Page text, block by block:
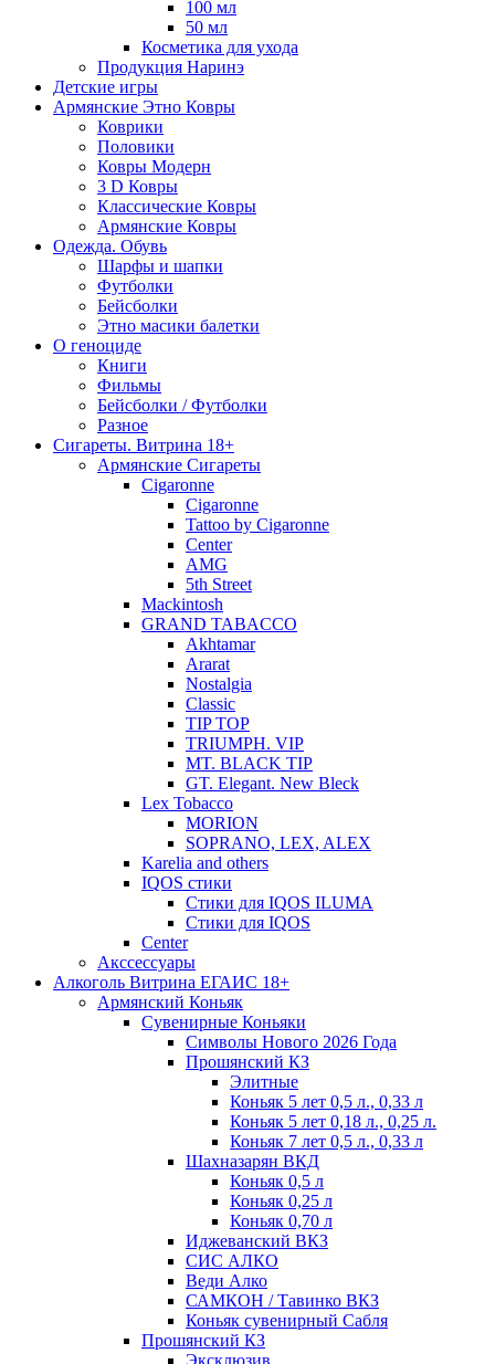
100 мл
50 мл
Косметика для ухода
Продукция Наринэ
Детские игры
Армянские Этно Ковры
Коврики
Половики
Ковры Модерн
3 D Ковры
Классические Ковры
Армянские Ковры
Одежда. Обувь
Шарфы и шапки
Футболки
Бейсболки
Этно масики балетки
О геноциде
Книги
Фильмы
Бейсболки / Футболки
Разное
Сигареты. Витрина 18+
Армянские Сигареты
Cigaronne
Cigaronne
Tattoo by Cigaronne
Center
AMG
5th Street
Mackintosh
GRAND TABACCO
Akhtamar
Ararat
Nostalgia
Classic
TIP TOP
TRIUMPH. VIP
MT. BLACK TIP
GT. Elegant. New Bleck
Lex Tobacco
MORION
SOPRANO, LEX, ALEX
Karelia and others
IQOS стики
Стики для IQOS ILUMA
Стики для IQOS
Сenter
Акссессуары
Алкоголь Витрина ЕГАИС 18+
Армянский Коньяк
Сувенирные Коньяки
Символы Нового 2026 Года
Прошянский КЗ
Элитные
Коньяк 5 лет 0,5 л., 0,33 л
Коньяк 5 лет 0,18 л., 0,25 л.
Коньяк 7 лет 0,5 л., 0,33 л
Шахназарян ВКД
Коньяк 0,5 л
Коньяк 0,25 л
Коньяк 0,70 л
Иджеванский ВКЗ
СИС АЛКО
Веди Алко
САМКОН / Тавинко ВКЗ
Коньяк сувенирный Сабля
Прошянский КЗ
Эксклюзив